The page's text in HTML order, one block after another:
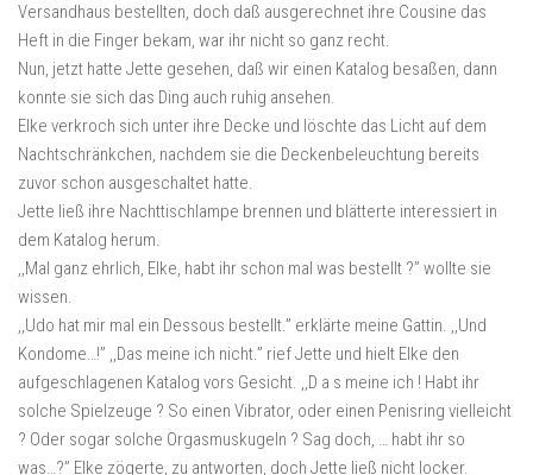
Versandhaus bestellten, doch daß ausgerechnet ihre Cousine das
Heft in die Finger bekam, war ihr nicht so ganz recht.
Nun, jetzt hatte Jette gesehen, daß wir einen Katalog besaßen, dann
konnte sie sich das Ding auch ruhig ansehen.
Elke verkroch sich unter ihre Decke und löschte das Licht auf dem
Nachtschränkchen, nachdem sie die Deckenbeleuchtung bereits
zuvor schon ausgeschaltet hatte.
Jette ließ ihre Nachttischlampe brennen und blätterte interessiert in
dem Katalog herum.
,,Mal ganz ehrlich, Elke, habt ihr schon mal was bestellt ?” wollte sie
wissen.
,,Udo hat mir mal ein Dessous bestellt.” erklärte meine Gattin. ,,Und
Kondome…!” ,,Das meine ich nicht.” rief Jette und hielt Elke den
aufgeschlagenen Katalog vors Gesicht. ,,D a s meine ich ! Habt ihr
solche Spielzeuge ? So einen Vibrator, oder einen Penisring vielleicht
? Oder sogar solche Orgasmuskugeln ? Sag doch, … habt ihr so
was…?” Elke zögerte, zu antworten, doch Jette ließ nicht locker.